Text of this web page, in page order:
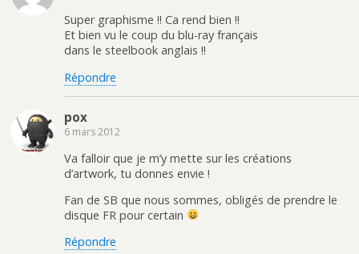
Super graphisme !! Ca rend bien !!
Et bien vu le coup du blu-ray français
dans le steelbook anglais !!
Répondre
pox
6 mars 2012
Va falloir que je m’y mette sur les créations
d’artwork, tu donnes envie !
Fan de SB que nous sommes, obligés de prendre le
disque FR pour certain
Répondre